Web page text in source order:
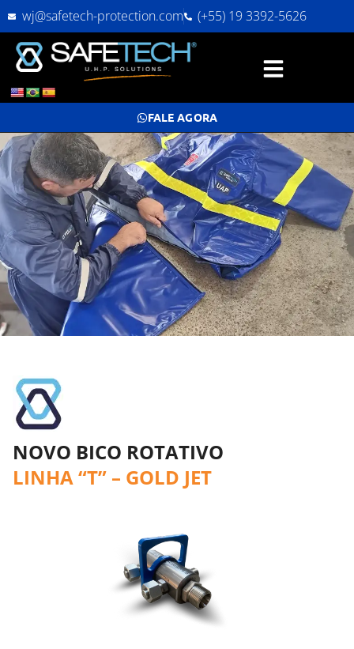
wj@safetech-protection.com (+55) 19 3392-5626
FALE AGORA
NOVO BICO ROTATIVO
LINHA “T” – GOLD JET